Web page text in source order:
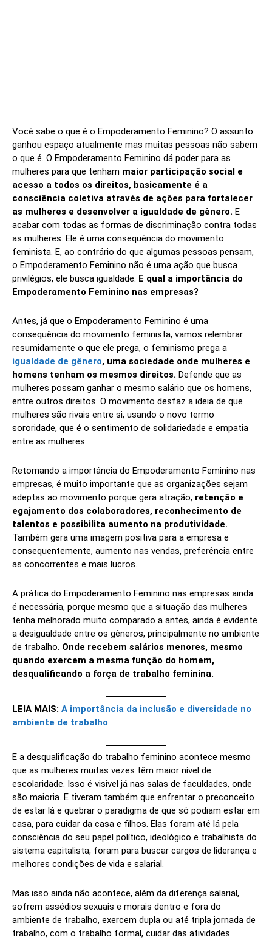
Você sabe o que é o Empoderamento Feminino? O assunto
ganhou espaço atualmente mas muitas pessoas não sabem
o que é. O Empoderamento Feminino dá poder para as
mulheres para que tenham maior participação social e
acesso a todos os direitos, basicamente é a
consciência coletiva através de ações para fortalecer
as mulheres e desenvolver a igualdade de gênero. E
acabar com todas as formas de discriminação contra todas
as mulheres. Ele é uma consequência do movimento
feminista. E, ao contrário do que algumas pessoas pensam,
o Empoderamento Feminino não é uma ação que busca
privilégios, ele busca igualdade. E qual a importância do
Empoderamento Feminino nas empresas?
Antes, já que o Empoderamento Feminino é uma
consequência do movimento feminista, vamos relembrar
resumidamente o que ele prega, o feminismo prega a
igualdade de gênero, uma sociedade onde mulheres e
homens tenham os mesmos direitos. Defende que as
mulheres possam ganhar o mesmo salário que os homens,
entre outros direitos. O movimento desfaz a ideia de que
mulheres são rivais entre si, usando o novo termo
sororidade, que é o sentimento de solidariedade e empatia
entre as mulheres.
Retomando a importância do Empoderamento Feminino nas
empresas, é muito importante que as organizações sejam
adeptas ao movimento porque gera atração, retenção e
egajamento dos colaboradores, reconhecimento de
talentos e possibilita aumento na produtividade.
Também gera uma imagem positiva para a empresa e
consequentemente, aumento nas vendas, preferência entre
as concorrentes e mais lucros.
A prática do Empoderamento Feminino nas empresas ainda
é necessária, porque mesmo que a situação das mulheres
tenha melhorado muito comparado a antes, ainda é evidente
a desigualdade entre os gêneros, principalmente no ambiente
de trabalho. Onde recebem salários menores, mesmo
quando exercem a mesma função do homem,
desqualificando a força de trabalho feminina.
LEIA MAIS: A importância da inclusão e diversidade no
ambiente de trabalho
E a desqualificação do trabalho feminino acontece mesmo
que as mulheres muitas vezes têm maior nível de
escolaridade. Isso é visivel já nas salas de faculdades, onde
são maioria. E tiveram também que enfrentar o preconceito
de estar lá e quebrar o paradigma de que só podiam estar em
casa, para cuidar da casa e filhos. Elas foram até lá pela
consciência do seu papel político, ideológico e trabalhista do
sistema capitalista, foram para buscar cargos de liderança e
melhores condições de vida e salarial.
Mas isso ainda não acontece, além da diferença salarial,
sofrem assédios sexuais e morais dentro e fora do
ambiente de trabalho, exercem dupla ou até tripla jornada de
trabalho, com o trabalho formal, cuidar das atividades